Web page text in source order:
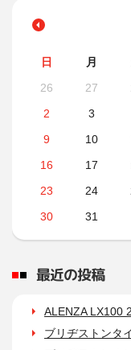
日 月
26
27
2
3
9
10
16
17
23
24
30
31
最近の投稿
ALENZA LX100
ブリヂストンタ